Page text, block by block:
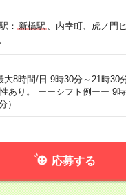
： 新橋駅、内幸町、虎ノ門ヒ
大8時間/日 9時30分～21時
あり。 ーーシフト例ーー 9
）
応募する